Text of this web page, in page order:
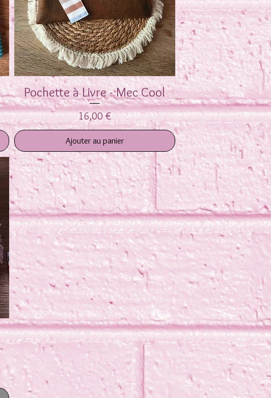
Aperçu rapide
Pochette à Livre - Mec Cool
Prix
16,00 €
Ajouter au panier